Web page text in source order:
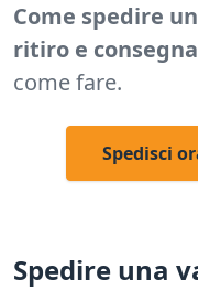
Come spedire
ritiro e
come fare.
Spedisci
Spedire una